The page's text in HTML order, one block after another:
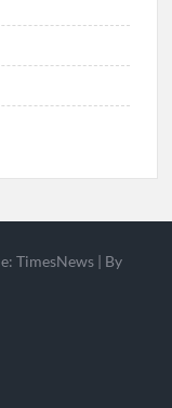
TimesNews | By